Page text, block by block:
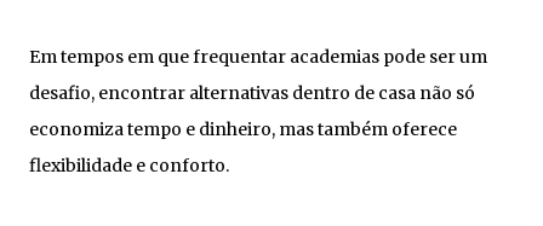
Em tempos em que frequentar academias pode ser um
desafio, encontrar alternativas dentro de casa não só
economiza tempo e dinheiro, mas também oferece
flexibilidade e conforto.